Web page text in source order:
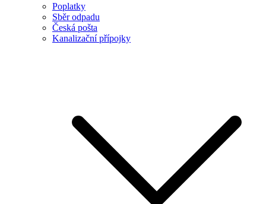
Poplatky
Sběr odpadu
Česká pošta
Kanalizační přípojky